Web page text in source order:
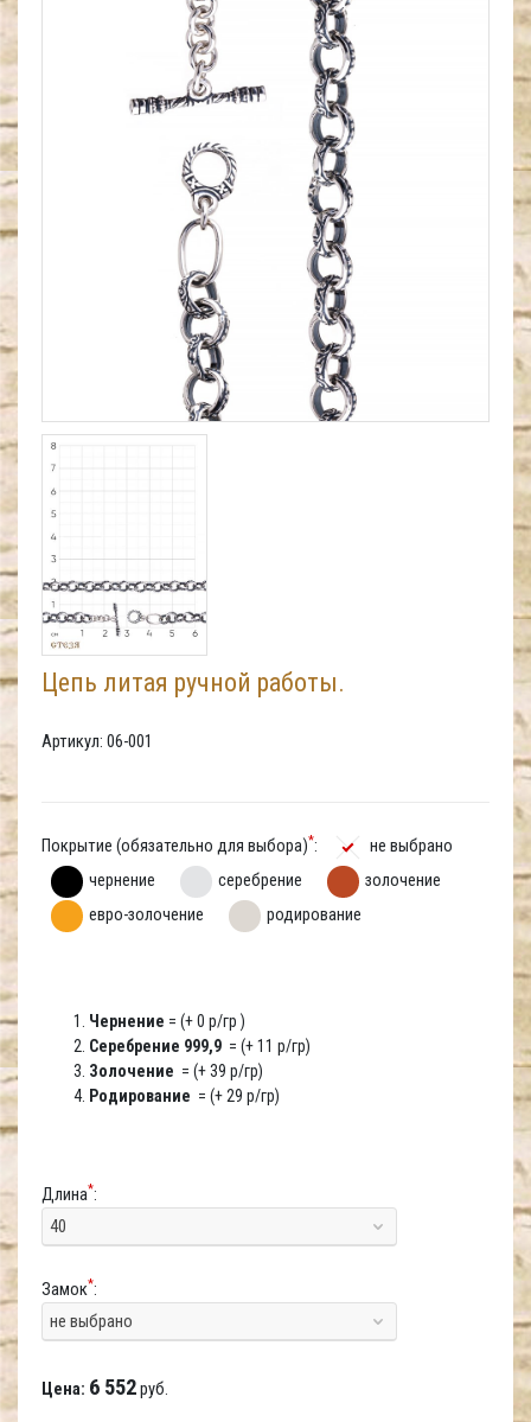
Цепь литая ручной работы.
Артикул: 06-001
Покрытие (обязательно для выбора)*:
не выбрано
чернение
серебрение
золочение
евро-золочение
родирование
Чернение = (+ 0 р/гр )
Серебрение 999,9 = (+ 11 р/гр)
Золочение = (+ 39 р/гр)
Родирование = (+ 29 р/гр)
Длина*:
40
Замок*:
не выбрано
Цена: 6 552руб.